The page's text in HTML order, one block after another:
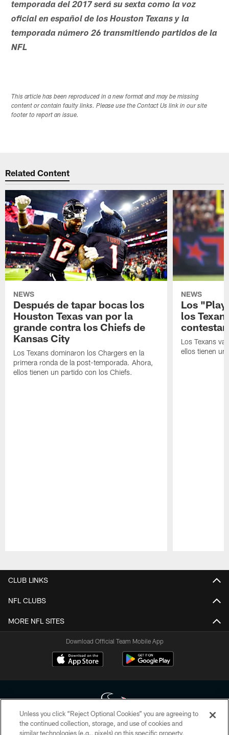
temporada del 2017 será su sexta como la voz
oficial en español de los Houston Texans y la
temporada número 26 transmitiendo partidos de la
NFL
This article has been reproduced in a new format and may be missing
content or contain faulty links. Please use the Contact Us link in our site
footer to report an issue.
Related Content
NEWS
Después de tapar bocas los
Houston Texas van por la
grande contra los Chiefs de
Kansas City
Los Texans dominaron los Chargers en la
primera ronda de la post-temporada. Ahora,
ellos tienen un partido con los Chiefs.
NEWS
Los
los
contestar
Los Texans
ellos tienen un
CLUB LINKS
NFL CLUBS
MORE NFL SITES
Download Official Team Mobile App
Unless you click “Reject Optional Cookies” you are agreeing to
the continued collection, storage, and use of cookies and
similar technologies (e.g., pixels) on this specific property,